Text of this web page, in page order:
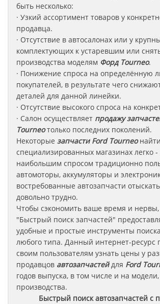
быть несколько:
· Узкий ассортимент товаров у
продавца.
· Отсутствие в автосалонах или у
комплектующих к устаревшим или
производства моделям ФордTourneo.
· Понижение спроса на определённую
покупателей, в результате чего
деталей для данной линейки.
· Отсутствие высокого спроса на
· Салон осуществляет продажу
Tourneoтолько последних поколений.
Некоторые запчасти Ford Tourneo
специализированных магазинах легко -
наибольшим спросом традиционно
автомоторы, аккумуляторы и
востребованные автозапчасти
довольно трудно.
Чтобы сэкономить ваше время и нервы,
"Быстрый поиск запчастей"
удобные и простые инструменты
любого типа. Данный интернет-ресурс
своим пользователям узнать цены у
продавцов автозапчастейдля Ford
годов выпуска, в том числе и на
производства.
Быстрый поиск автозапчастей с